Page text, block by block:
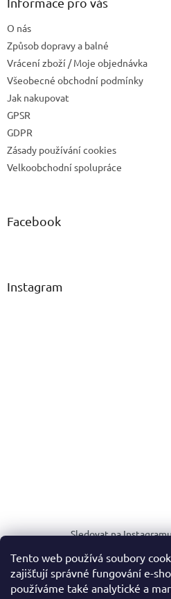
Tento web používá soubory
zajišťují správné fungování e-
používáme také analytické a
O nás
Způsob dopravy a balné
Vrácení zboží / Moje objednávka
Všeobecné obchodní podmínky
Jak nakupovat
GPSR
GDPR
Zásady používání cookies
Velkoobchodní spolupráce
Facebook
Instagram
Sledovat na
MEDIA